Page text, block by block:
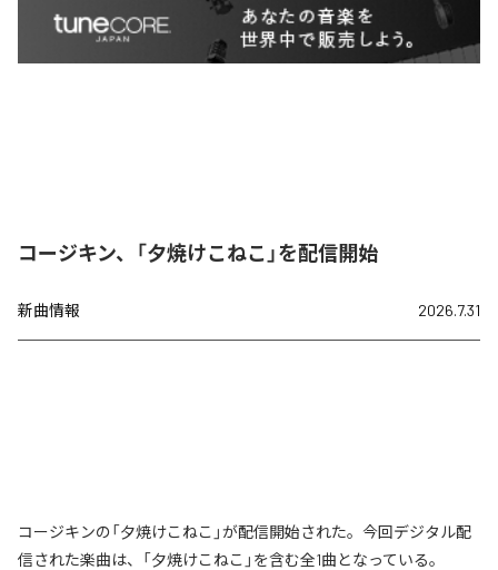
コージキン、「夕焼けこねこ」を配信開始
新曲情報 2026.7.31
コージキンの「夕焼けこねこ」が配信開始された。今回デジタル配
信された楽曲は、「夕焼けこねこ」を含む全1曲となっている。